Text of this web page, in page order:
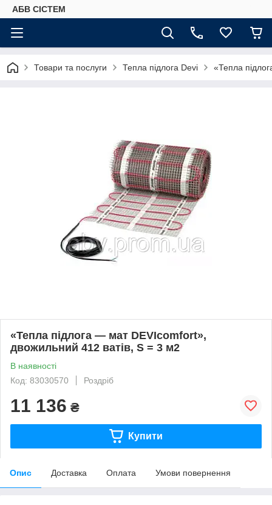
АБВ СІСТЕМ
Товари та послуги Тепла підлога Devi «Тепла
«Тепла підлога — мат DEVIcomfort»,
двожильний 412 ватів, S = 3 м2
В наявності
Код: 83030570
Роздріб
11 136 ₴
Купити
Опис Доставка Оплата Умови повернення